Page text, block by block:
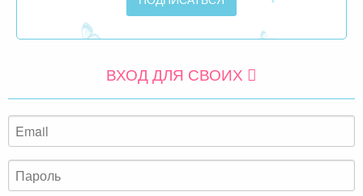
ВХОД ДЛЯ СВОИХ